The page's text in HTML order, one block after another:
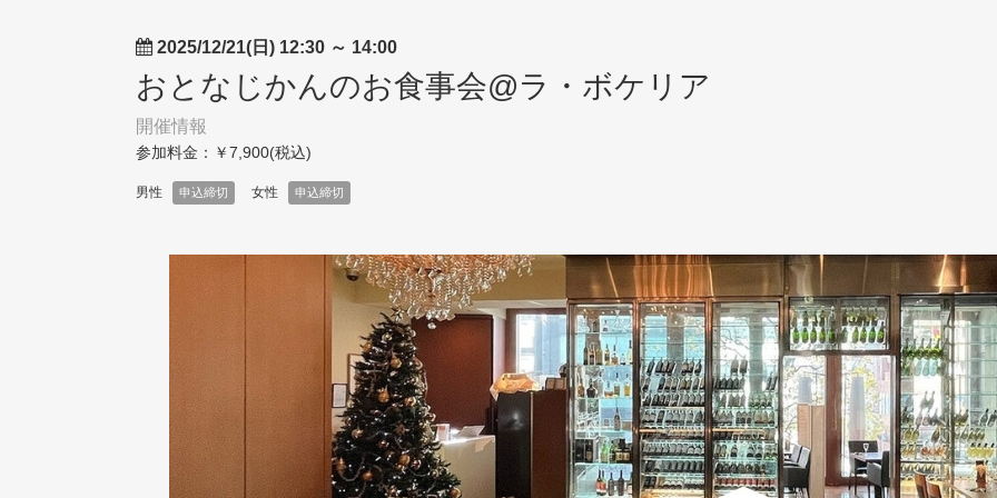
2025/12/21(日) 12:30 ～ 14:00
おとなじかんのお食事会@ラ・ボケリア
開催情報
参加料金：￥7,900(税込)
男性 申込締切 女性 申込締切